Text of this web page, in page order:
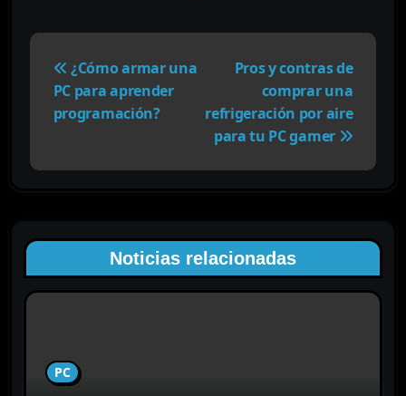
N
n
e
¿Cómo armar una
PC para aprender
programación?
Pros y contras de
comprar una
refrigeración por aire
para tu PC gamer
Noticias relacionadas
PC